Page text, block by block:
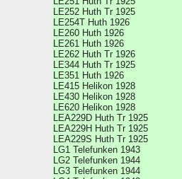
LE252 Huth Tr 1925
LE254T Huth 1926
LE260 Huth 1926
LE261 Huth 1926
LE262 Huth Tr 1926
LE344 Huth Tr 1925
LE351 Huth 1926
LE415 Helikon 1928
LE430 Helikon 1928
LE620 Helikon 1928
LEA229D Huth Tr 1925
LEA229H Huth Tr 1925
LEA229S Huth Tr 1925
LG1 Telefunken 1943
LG2 Telefunken 1944
LG3 Telefunken 1944